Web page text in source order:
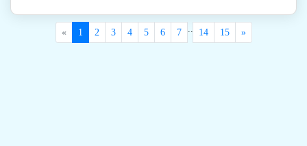
« 1 2 3 4 5 6 7 .. 14 15 »